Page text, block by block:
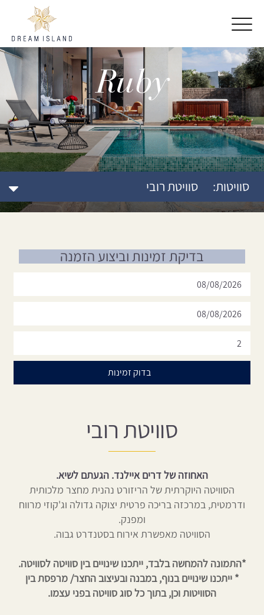
Ruby
בדיקת זמינות וביצוע הזמנה
סוויטות: סוויטת רובי
סוויטת רובי
האחוזה של דרים איילנד. הגעתם לשיא.
הסוויטה היוקרתית של הריזורט נהנית מחצר מלכותית
ודרמטית, במרכזה בריכה פרטית יצוקה גדולה וג'קוזי מרווח
ומפנק.
הסוויטה מאפשרת אירוח בסטנדרט גבוה.
*התמונה להמחשה בלבד, ייתכנו שינויים בין סוויטה לסוויטה.
* ייתכנו שינויים בנוף, במבנה ובעיצוב החצר/ מרפסתבין
הסוויטות וכן, בתוך כל סוג סוויטה בפני עצמו.